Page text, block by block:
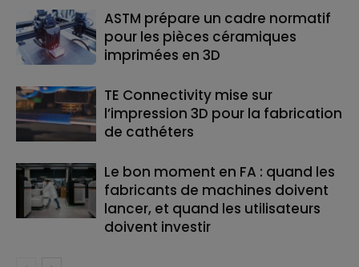
ASTM prépare un cadre normatif
pour les pièces céramiques
imprimées en 3D
TE Connectivity mise sur
l’impression 3D pour la fabrication
de cathéters
Le bon moment en FA : quand les
fabricants de machines doivent
lancer, et quand les utilisateurs
doivent investir